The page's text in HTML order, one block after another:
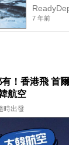
賣 –
7 年前
！香港飛 首
航空
時出發